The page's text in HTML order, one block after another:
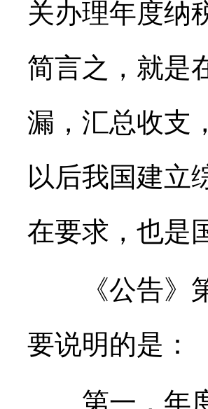
关办理年度纳
简言之，就是
漏，汇总收支
以后我国建立
在要求，也是
《公告》第
要说明的是：
第一，年度